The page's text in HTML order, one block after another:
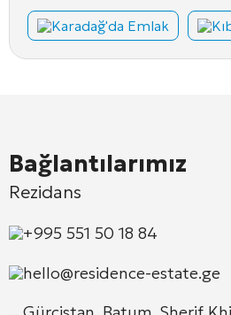
Karadağ'da Emlak
Bağlantılarımız
Rezidans
+995 551 50 18 84
hello@residence-estate.ge